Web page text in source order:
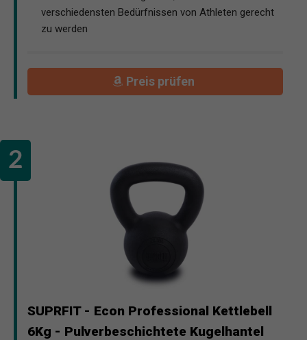
verschiedensten Bedürfnissen von Athleten gerecht
zu werden
Preis prüfen
SUPRFIT - Econ Professional Kettlebell
6Kg - Pulverbeschichtete Kugelhantel